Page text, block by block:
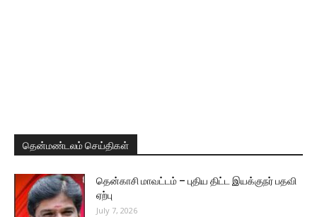
தென்மண்டலம் செய்திகள்
தென்காசி மாவட்டம் – புதிய திட்ட இயக்குநர் பதவி
ஏற்பு
July 7, 2026